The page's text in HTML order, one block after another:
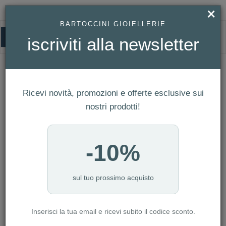
HOMEPAGE OROLOGIO CALYPSO BAMBINO REF. K5776/4
Orologio Calypso Bambino Ref.
K5776/4
×
BARTOCCINI GIOIELLERIE
iscriviti alla newsletter
Ricevi novità, promozioni e offerte esclusive sui
nostri prodotti!
-10%
sul tuo prossimo acquisto
Inserisci la tua email e ricevi subito il codice sconto.